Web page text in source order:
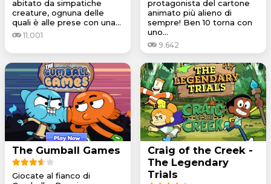
abitato da simpatiche
creature, ognuna delle
quali è alle prese con una...
11.001
protagonista del cartone
animato più alieno di
sempre! Ben 10 torna con
uno...
9.642
The Gumball Games
Giocate al fianco di
Craig of the Creek -
The Legendary
Trials